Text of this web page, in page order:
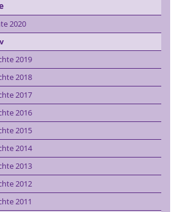
2020
2019
2018
2017
2016
2015
2014
2013
2012
2011